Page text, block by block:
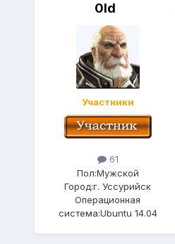
0ld
Участники
61
Пол:Мужской
Город:г. Уссурийск
Операционная
система:Ubuntu 14.04